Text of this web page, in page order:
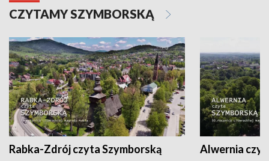
CZYTAMY SZYMBORSKĄ
Rabka-Zdrój czyta Szymborską Alwernia